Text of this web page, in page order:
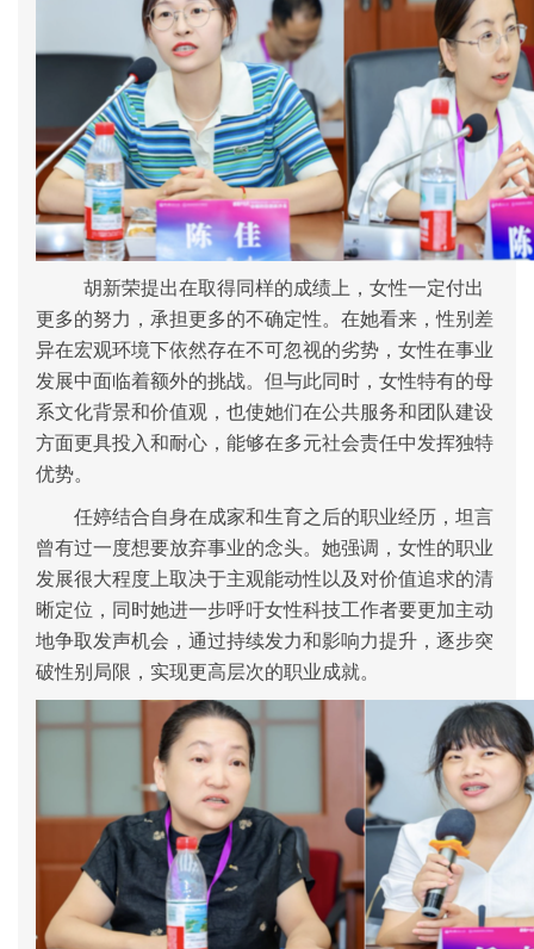
胡新荣提出在取得同样的成绩上，女性一定付出
更多的努力，承担更多的不确定性。 在她看来，性别差
异在宏观环境下依然存在不可忽视的劣势，女性在事业
发展中面临着额外的挑战。但与此同时，女性特有的母
系文化背景和价值观，也使她们在公共服务和团队建设
方面更具投入和耐心，能够在多元社会责任中发挥独特
优势。
任婷结合自身在成家和生育之后的职业经历，坦言
曾有过一度想要放弃事业的念头。她强调，女性的职业
发展很大程度上取决于主观能动性以及对价值追求的清
晰定位，同时她进一步呼吁女性科技工作者要更加主动
地争取发声机会，通过持续发力和影响力提升，逐步突
破性别局限，实现更高层次的职业成就。